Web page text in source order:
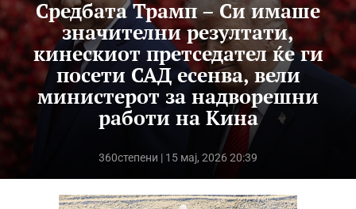
Средбата Трамп – Си имаше
значителни резултати,
кинескиот претседател ќе ги
посети САД есенва, вели
министерот за надворешни
работи на Кина
360степени | 15 мај, 2026 20:39